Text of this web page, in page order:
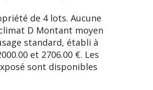
de 4 lots. Aucune
D Montant moyen
standard, établi à
et 2706.00 €. Les
sont disponibles